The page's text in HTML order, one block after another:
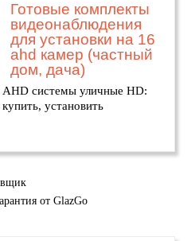
Готовые комплекты
видеонаблюдения
для установки на 16
ahd камер (частный
дом, дача)
AHD системы уличные HD:
купить, установить
от GlazGo